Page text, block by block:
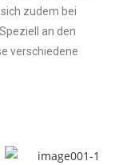
zudem bei
an den
verschiedene